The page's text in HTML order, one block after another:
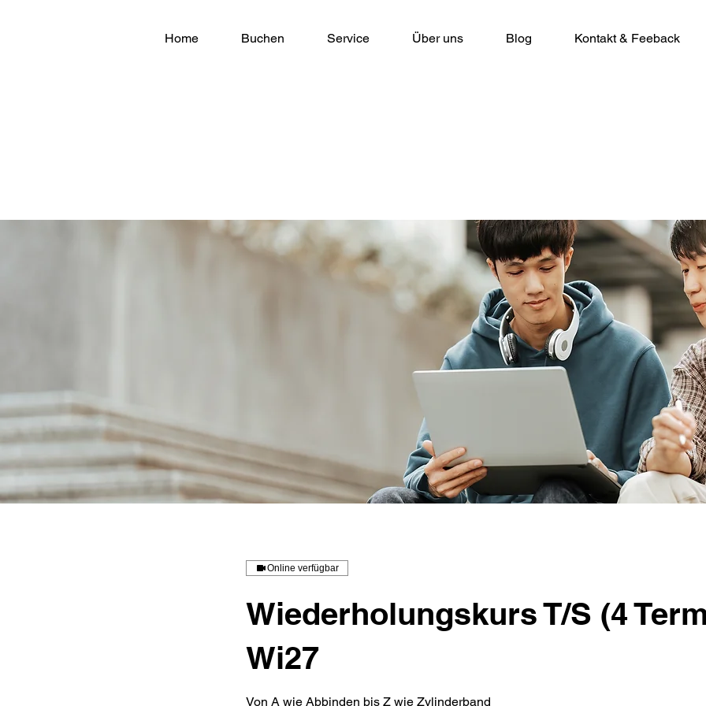
Home Buchen Service Über uns Blog Kontakt & Feeback
Online verfügbar
Wiederholungskurs T/S (4
Wi27
Von A wie Abbinden bis Z wie Zylinderband